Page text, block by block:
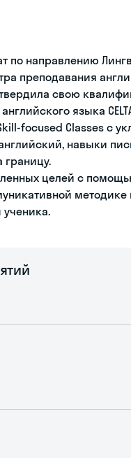
по направлению
преподавания
свою
языка
focused Classes с
навыки
границу.
целей с
ученика.